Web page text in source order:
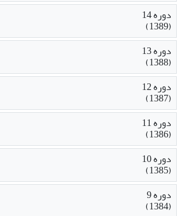
دوره 14
(1389)
دوره 13
(1388)
دوره 12
(1387)
دوره 11
(1386)
دوره 10
(1385)
دوره 9
(1384)